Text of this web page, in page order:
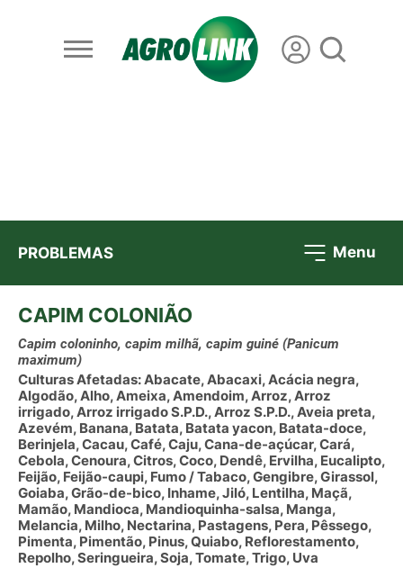
PROBLEMAS Menu
CAPIM COLONIÃO
Capim coloninho, capim milhã, capim guiné (Panicum
maximum)
Culturas Afetadas: Abacate, Abacaxi, Acácia negra,
Algodão, Alho, Ameixa, Amendoim, Arroz, Arroz
irrigado, Arroz irrigado S.P.D., Arroz S.P.D., Aveia preta,
Azevém, Banana, Batata, Batata yacon, Batata-doce,
Berinjela, Cacau, Café, Caju, Cana-de-açúcar, Cará,
Cebola, Cenoura, Citros, Coco, Dendê, Ervilha, Eucalipto,
Feijão, Feijão-caupi, Fumo / Tabaco, Gengibre, Girassol,
Goiaba, Grão-de-bico, Inhame, Jiló, Lentilha, Maçã,
Mamão, Mandioca, Mandioquinha-salsa, Manga,
Melancia, Milho, Nectarina, Pastagens, Pera, Pêssego,
Pimenta, Pimentão, Pinus, Quiabo, Reflorestamento,
Repolho, Seringueira, Soja, Tomate, Trigo, Uva